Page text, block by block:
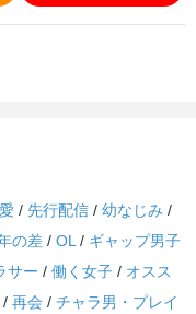
/先行配信 /幼なじみ /
の差 /OL / ギャップ男子
サー /働く女子 / オスス
/再会 /チャラ男・プレイ